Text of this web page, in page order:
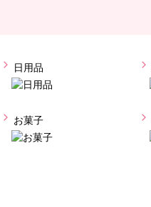
日用品
お菓子